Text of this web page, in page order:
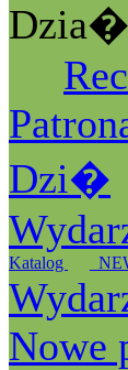
Dzi�
Katalog
Nowe